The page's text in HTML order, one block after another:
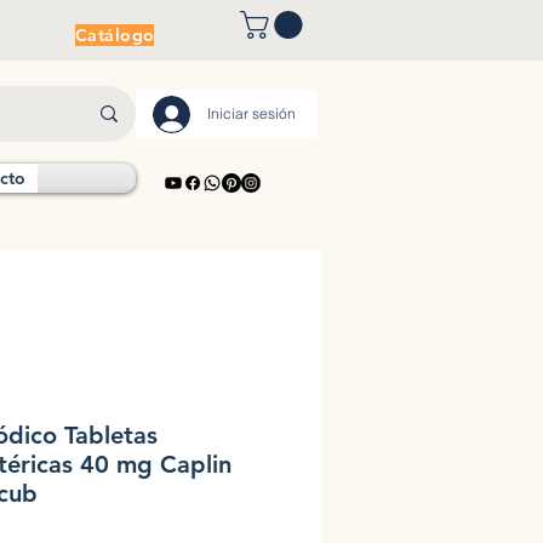
Catálogo
Iniciar sesión
Tabletas
40 mg Caplin